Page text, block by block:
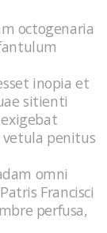
octogenaria
inopia et
sitienti
vetula penitus
omni
Francisci
perfusa,